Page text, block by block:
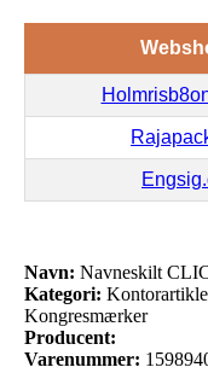
Navn: Navneskilt
Kategori:
Kongresmærker
Producent:
Varenummer: